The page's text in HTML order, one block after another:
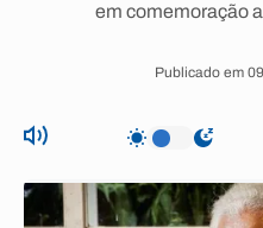
em comemoração
Publicado em